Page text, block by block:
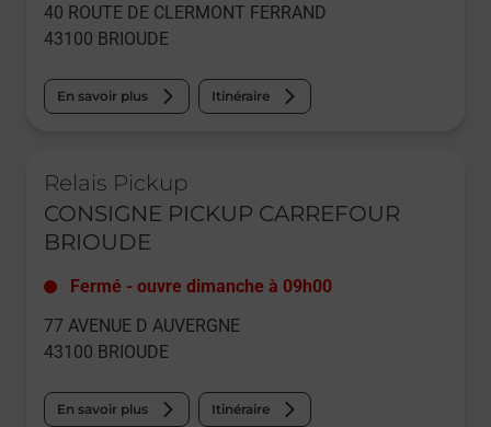
40 ROUTE DE CLERMONT FERRAND
43100 BRIOUDE
En savoir plus Itinéraire
Relais Pickup
CONSIGNE PICKUP CARREFOUR
BRIOUDE
Fermé - ouvre dimanche à 09h00
77 AVENUE D AUVERGNE
43100 BRIOUDE
En savoir plus Itinéraire